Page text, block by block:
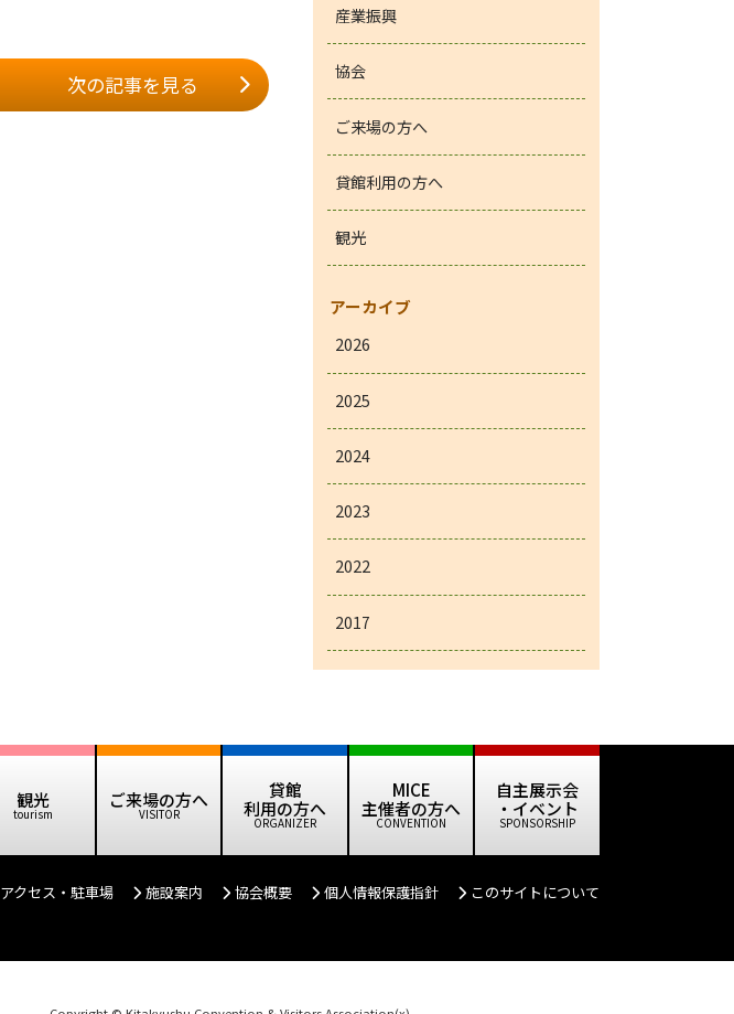
次の記事を見る
産業振興
協会
ご来場の方へ
貸館利用の方へ
観光
アーカイブ
2026
2025
2024
2023
2022
2017
観光 ご来場の方へ
貸館
利用の方へ
MICE
主催者の方へ
自主展示会
・イベント
アクセス・駐車場 施設案内 協会概要 個人情報保護指針 このサイトについて